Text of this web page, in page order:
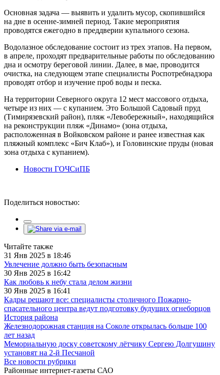
Основная задача — выявить и удалить мусор, скопившийся
на дне в осенне-зимней период. Такие мероприятия
проводятся ежегодно в преддверии купального сезона.
Водолазное обследование состоит из трех этапов. На первом,
в апреле, проходят предварительные работы по обследованию
дна и осмотру береговой линии. Далее, в мае, проводится
очистка, на следующем этапе специалисты Роспотребнадзора
проводят отбор и изучение проб воды и песка.
На территории Северного округа 12 мест массового отдыха,
четыре из них — с купанием. Это Большой Садовый пруд
(Тимирязевский район), пляж «Левобережный», находящийся
на реконструкции пляж «Динамо» (зона отдыха,
расположенная в Войковском районе и ранее известная как
пляжный комплекс «Бич Клаб»), и Головинские пруды (новая
зона отдыха с купанием).
Новости ГОЧСиПБ
Поделиться новостью:
Читайте также
31 Янв 2025 в 18:46
Увлечение должно быть безопасным
30 Янв 2025 в 16:42
Как любовь к небу стала делом жизни
30 Янв 2025 в 16:41
Кадры решают все: специалисты столичного Пожарно-
спасательного центра ведут подготовку будущих огнеборцов
История района
Железнодорожная станция на Соколе открылась больше 100
лет назад
Мемориальную доску советскому лётчику Сергею Долгушину
установят на 2-й Песчаной
Все новости рубрики
Районные интернет-газеты САО